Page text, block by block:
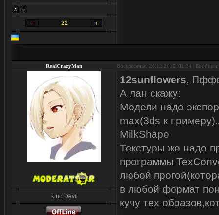
22
RealCrazyMan Воскресенье, 26.12.2010, 01:34 |
Kind Devil
12sunflowers,
А лан скажу:
Модели надо
max(3ds к
MilkShape
Текстуры же надо
программы
любой
в любой формат
кучу тех